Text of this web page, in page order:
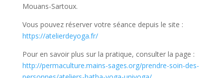
Mouans-Sartoux.
Vous pouvez réserver votre séance depuis le site :
https://atelierdeyoga.fr/
Pour en savoir plus sur la pratique, consulter la page :
http://permaculture.mains-sages.org/prendre-soin-des-